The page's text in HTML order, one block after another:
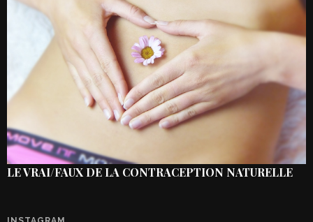
LE VRAI/FAUX DE LA CONTRACEPTION NATURELLE